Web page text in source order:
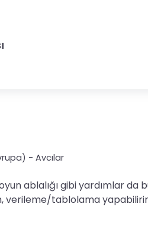
- Avcılar
ablalığı gibi yardımlar
verileme/tablolama